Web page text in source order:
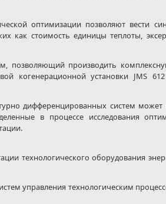
оптимизации позволяют вести
как стоимость единицы теплоты,
позволяющий производить
когенерационной установки JMS 612
дифференцированных систем может
в процессе исследования
технологического оборудования
управления технологическим